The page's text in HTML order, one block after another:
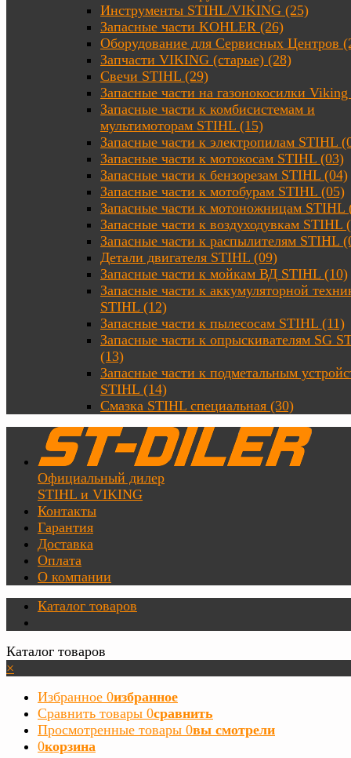
Инструменты STIHL/VIKING (25)
Запасные части KOHLER (26)
Оборудование для Сервисных Центров
Запчасти VIKING (старые) (28)
Свечи STIHL (29)
Запасные части на газонокосилки
Запасные части к комбисистемам и
мультимоторам STIHL (15)
Запасные части к электропилам STIHL
Запасные части к мотокосам STIHL (03)
Запасные части к бензорезам STIHL (04)
Запасные части к мотобурам STIHL (05)
Запасные части к мотоножницам STIHL
Запасные части к воздуходувкам STIHL
Запасные части к распылителям STIHL
Детали двигателя STIHL (09)
Запасные части к мойкам ВД STIHL (10)
Запасные части к аккумуляторной
STIHL (12)
Запасные части к пылесосам STIHL (11)
Запасные части к опрыскивателям SG
(13)
Запасные части к подметальным
STIHL (14)
Смазка STIHL специальная (30)
Официальный дилер
STIHL и VIKING
Контакты
Гарантия
Доставка
Оплата
О компании
Каталог товаров
Каталог товаров
×
Избранное 0избранное
Сравнить товары 0сравнить
Просмотренные товары 0вы смотрели
0корзина